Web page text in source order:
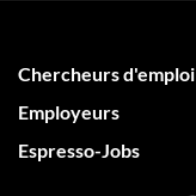
Chercheurs d'emploi
Employeurs
Espresso-Jobs